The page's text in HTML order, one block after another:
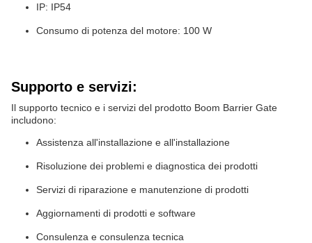
IP: IP54
Consumo di potenza del motore: 100 W
Supporto e servizi:
Il supporto tecnico e i servizi del prodotto Boom Barrier Gate
includono:
Assistenza all'installazione e all'installazione
Risoluzione dei problemi e diagnostica dei prodotti
Servizi di riparazione e manutenzione di prodotti
Aggiornamenti di prodotti e software
Consulenza e consulenza tecnica